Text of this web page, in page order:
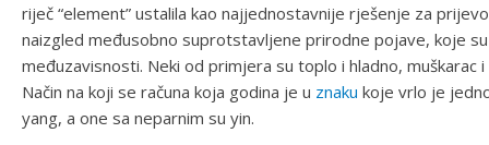
riječ “element” ustalila kao najjednostavnije rješenje za
naizgled međusobno suprotstavljene prirodne pojave, koje
međuzavisnosti. Neki od primjera su toplo i hladno,
Način na koji se računa koja godina je u znaku koje vrlo je
yang, a one sa neparnim su yin.